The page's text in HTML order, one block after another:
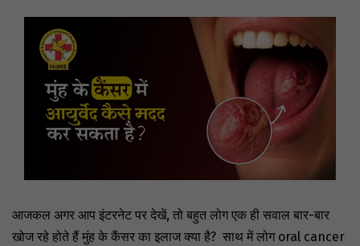
आजकल अगर आप इंटरनेट पर देखें, तो बहुत लोग एक ही सवाल बार-बार
खोज रहे होते हैं मुंह के कैंसर का इलाज क्या है? साथ में लोग oral cancer